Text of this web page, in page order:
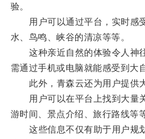
验。
用户可以通过平台，实时感
水、鸟鸣、峡谷的清凉等等。
这种亲近自然的体验令人神
需通过手机或电脑就能感受到大
此外，青森云还为用户提供大
用户可以在平台上找到大量
游时间、景点介绍、旅行路线等
这些信息不仅有助于用户规